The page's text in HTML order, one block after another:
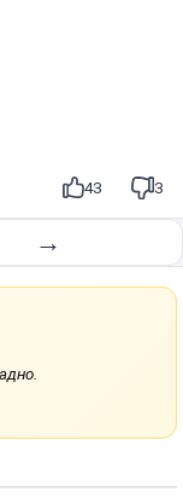
43 3
→